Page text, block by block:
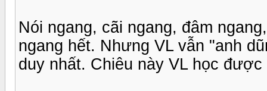
Nói ngang, cãi ngang, đâm
ngang hết. Nhưng VL vẫn "anh
duy nhất. Chiêu này VL học